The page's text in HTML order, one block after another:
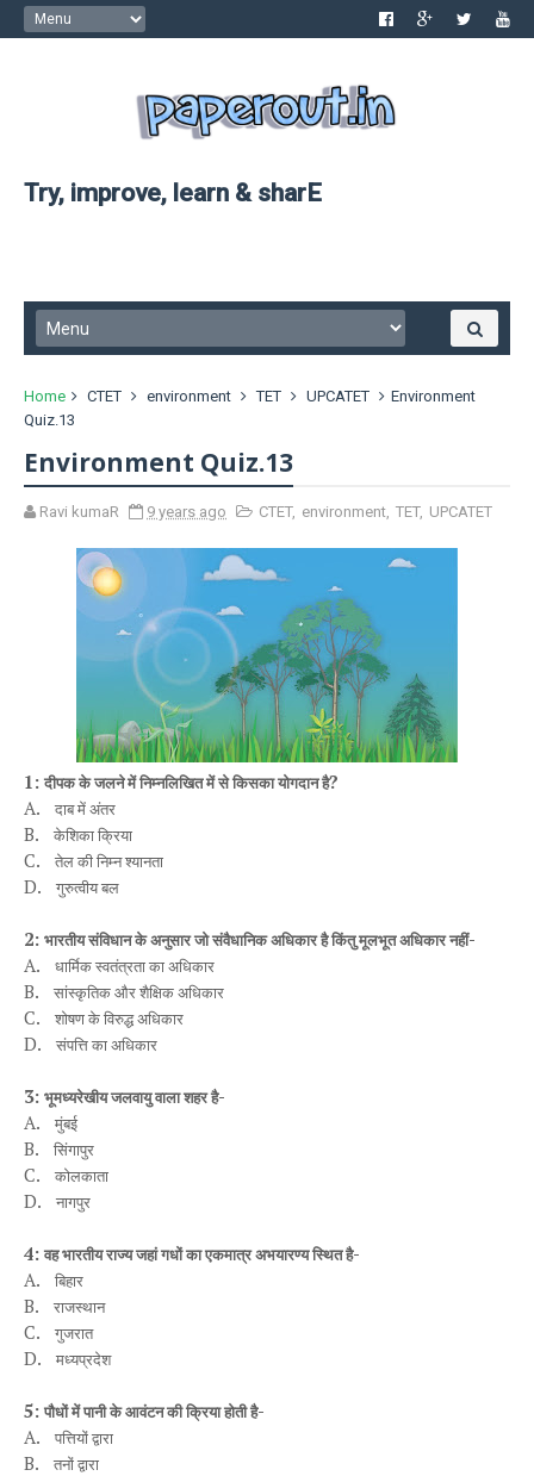
Try, improve, learn & sharE
Home CTET environment TET UPCATET
Environment
Quiz.13
Environment Quiz.13
Ravi kumaR 9 years ago CTET, environment, TET, UPCATET
1: दीपक के जलने में निम्नलिखित में से किसका योगदान है?
A.
दाब में अंतर
B. केशिका क्रिया
C. तेल की निम्न श्यानता
D. गुरुत्वीय बल
2: भारतीय संविधान के अनुसार जो संवैधानिक अधिकार है किंतु मूलभूत अधिकार नहीं-
A.
धार्मिक स्वतंत्रता का अधिकार
B. सांस्कृतिक और शैक्षिक अधिकार
C. शोषण के विरुद्ध अधिकार
D. संपत्ति का अधिकार
3: भूमध्यरेखीय जलवायु वाला शहर है-
A.
मुंबई
B. सिंगापुर
C. कोलकाता
D. नागपुर
4: वह भारतीय राज्य जहां गधों का एकमात्र अभयारण्य स्थित है-
A.
बिहार
B. राजस्थान
C. गुजरात
D. मध्यप्रदेश
5: पौधों में पानी के आवंटन की क्रिया होती है-
A.
पत्तियों द्वारा
B. तनों द्वारा